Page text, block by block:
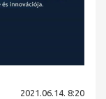
2021.06.14. 8:20